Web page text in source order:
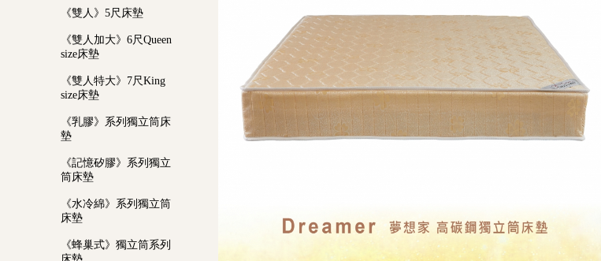
《雙人》5尺床墊
《雙人加大》6尺Queen
size床墊
《雙人特大》7尺King
size床墊
《乳膠》系列獨立筒床
墊
《記憶矽膠》系列獨立
筒床墊
《水冷綿》系列獨立筒
床墊
《蜂巢式》獨立筒系列